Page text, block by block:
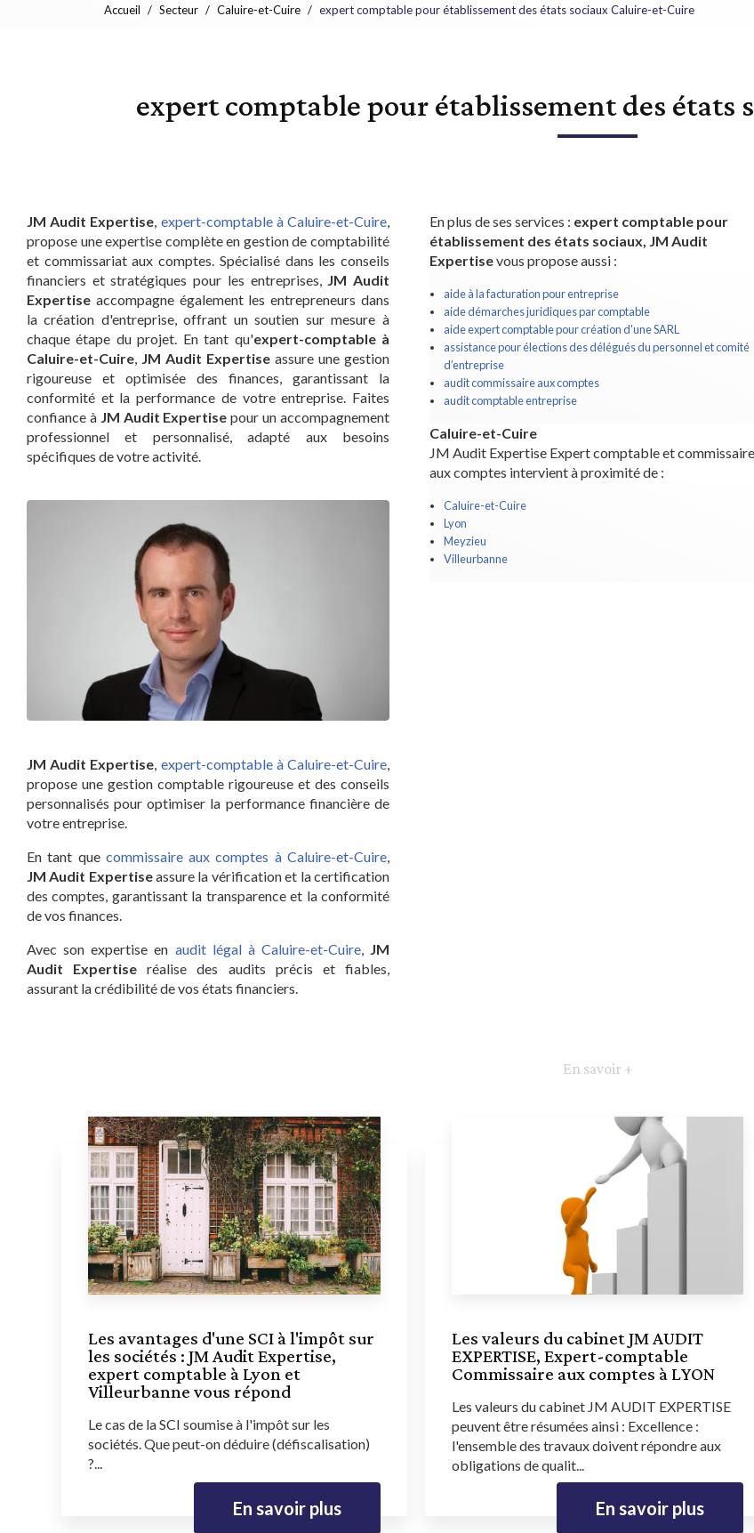
Accueil Secteur Caluire-et-Cuire expert comptable pour établissement des états sociaux Caluire-et-Cuire
expert comptable pour établissement des états
JM Audit Expertise expert-comptable à Caluire-et-Cuire
propose une expertise complète en gestion de comptabilité
et commissariat aux comptes. Spécialisé dans les conseils
financiers et stratégiques pour les entreprises,
JM Audit
Expertise accompagne également les entrepreneurs dans
la création d'entreprise, offrant un soutien sur mesure à
chaque étape du projet. En tant qu'expert-comptable à
Caluire-et-Cuire JM Audit Expertise assure une gestion
rigoureuse et optimisée des finances, garantissant la
conformité et la performance de votre entreprise. Faites
confiance à JM Audit Expertise pour un accompagnement
professionnel et personnalisé, adapté aux besoins
spécifiques de votre activité.
JM Audit Expertise, expert-comptable à Caluire-et-Cuire,
propose une gestion comptable rigoureuse et des conseils
personnalisés pour optimiser la performance financière de
votre entreprise.
En tant que commissaire aux comptes à Caluire-et-Cuire,
JM Audit Expertiseassure la vérification et la certification
des comptes, garantissant la transparence et la conformité
de vos finances.
Avec son expertise en audit légal à Caluire-et-Cuire, JM
Audit Expertise réalise des audits précis et fiables,
assurant la crédibilité de vos états financiers.
En plus de ses services : expert comptable pour
établissement des états sociaux, JM Audit
Expertisevous propose aussi :
aide à la facturation pour entreprise
aide démarches juridiques par comptable
aide expert comptable pour création d'une SARL
assistance pour élections des délégués du personnel et comité
d’entreprise
audit commissaire aux comptes
audit comptable entreprise
Caluire-et-Cuire
JM Audit Expertise Expert comptable et commissaire
aux comptes intervient à proximité de :
Caluire-et-Cuire
Lyon
Meyzieu
Villeurbanne
En savoir +
Les avantages d'une SCI à l'impôt sur
les sociétés : JM Audit Expertise,
expert comptable à Lyon et
Villeurbanne vous répond
Le cas de la SCI soumise à l'impôt sur les
sociétés. Que peut-on déduire (défiscalisation)
?...
En savoir plus
Les valeurs du cabinet JM AUDIT
EXPERTISE, Expert-comptable
Commissaire aux comptes à LYON
Les valeurs du cabinet JM AUDIT EXPERTISE
peuvent être résumées ainsi : Excellence :
l'ensemble des travaux doivent répondre aux
obligations de qualit...
En savoir plus